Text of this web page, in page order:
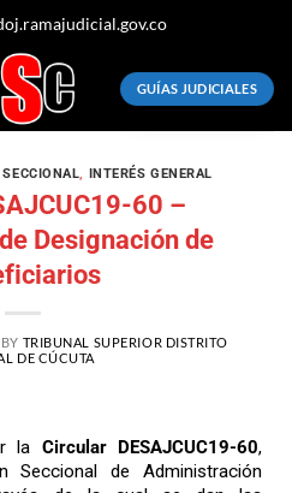
GUÍAS JUDICIALES
, INTERÉS GENERAL
60 –
Designación de
BY TRIBUNAL SUPERIOR DISTRITO
DE CÚCUTA
la Circular DESAJCUC19-60,
Seccional de Administración